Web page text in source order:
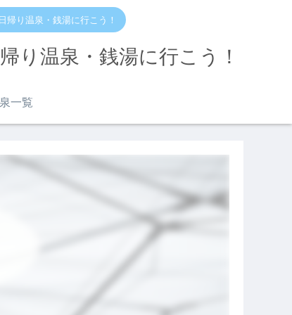
り温泉・銭湯に行こう！
り温泉・銭湯に行こう！
一覧